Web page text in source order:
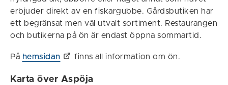
erbjuder direkt av en fiskargubbe. Gårdsbutiken har
ett begränsat men väl utvalt sortiment. Restaurangen
och butikerna på ön är endast öppna sommartid.
På hemsidan finns all information om ön.
Karta över Aspöja